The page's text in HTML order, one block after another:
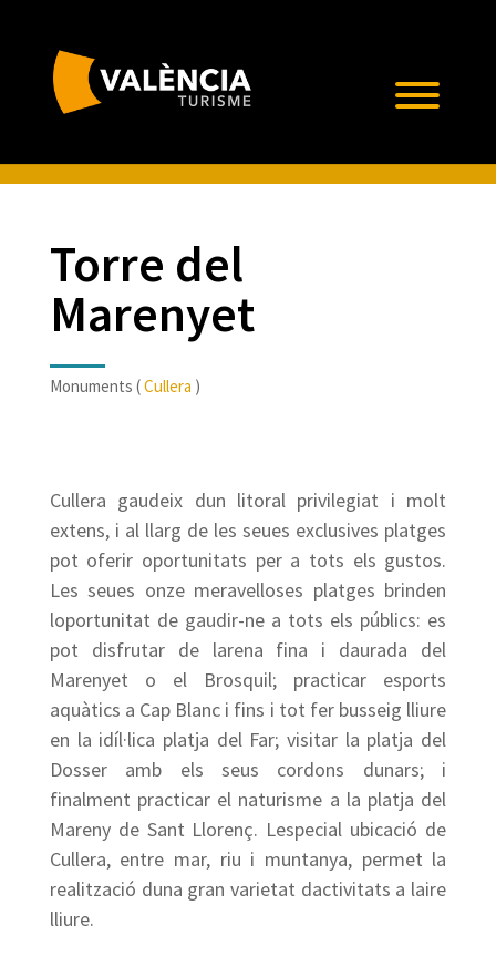
Torre del
Marenyet
Monuments (Cullera )
Cullera gaudeix dun litoral privilegiat i molt
extens, i al llarg de les seues exclusives platges
pot oferir oportunitats per a tots els gustos.
Les seues onze meravelloses platges brinden
loportunitat de gaudir-ne a tots els públics: es
pot disfrutar de larena fina i daurada del
Marenyet o el Brosquil; practicar esports
aquàtics a Cap Blanc i fins i tot fer busseig lliure
en la idíl·lica platja del Far; visitar la platja del
Dosser amb els seus cordons dunars; i
finalment practicar el naturisme a la platja del
Mareny de Sant Llorenç. Lespecial ubicació de
Cullera, entre mar, riu i muntanya, permet la
realització duna gran varietat dactivitats a laire
lliure.